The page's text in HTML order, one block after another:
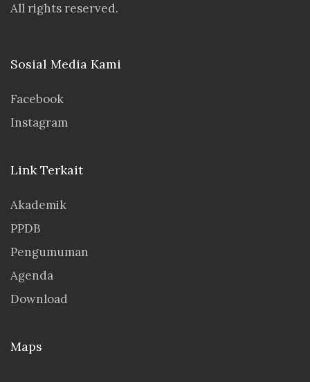
All rights reserved.
Sosial Media Kami
Facebook
Instagram
Link Terkait
Akademik
PPDB
Pengumuman
Agenda
Download
Maps